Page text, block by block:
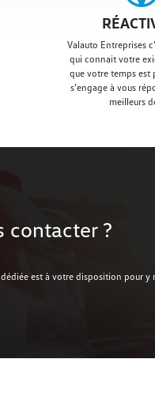
Valauto Entreprises
qui connait votre
que votre temps est
s’engage à vous
meilleurs
contacter ?
est à votre disposition pour y